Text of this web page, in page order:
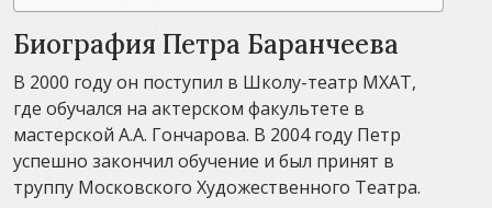
Биография Петра Баранчеева
В 2000 году он поступил в Школу-театр МХАТ,
где обучался на актерском факультете в
мастерской А.А. Гончарова. В 2004 году Петр
успешно закончил обучение и был принят в
труппу Московского Художественного Театра.